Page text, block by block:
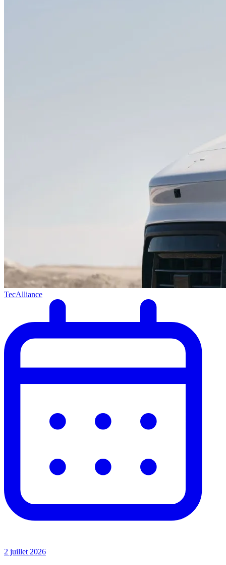
TecAlliance
2 juillet 2026